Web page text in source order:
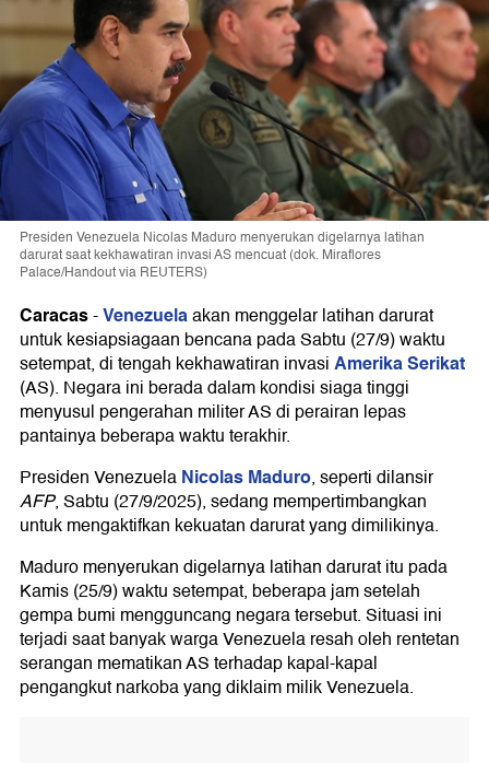
Presiden Venezuela Nicolas Maduro menyerukan digelarnya latihan
darurat saat kekhawatiran invasi AS mencuat (dok. Miraflores
Palace/Handout via REUTERS)
Caracas-Venezuelaakan menggelar latihan darurat
untuk kesiapsiagaan bencana pada Sabtu (27/9) waktu
setempat, di tengah kekhawatiran invasiAmerika Serikat
(AS). Negara ini berada dalam kondisi siaga tinggi
menyusul pengerahan militer AS di perairan lepas
pantainya beberapa waktu terakhir.
Presiden VenezuelaNicolas Maduro, seperti dilansir
AFP, Sabtu (27/9/2025), sedang mempertimbangkan
untuk mengaktifkan kekuatan darurat yang dimilikinya.
Maduro menyerukan digelarnya latihan darurat itu pada
Kamis (25/9) waktu setempat, beberapa jam setelah
gempa bumi mengguncang negara tersebut. Situasi ini
terjadi saat banyak warga Venezuela resah oleh rentetan
serangan mematikan AS terhadap kapal-kapal
pengangkut narkoba yang diklaim milik Venezuela.